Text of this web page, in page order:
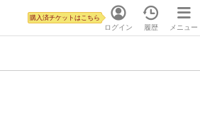
ログイン
購入済チケットはこちら
履歴 メニュー